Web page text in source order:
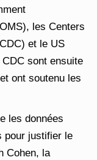
les Centers
et le US
sont ensuite
ont soutenu les
les données
pour justifier le
Cohen, la